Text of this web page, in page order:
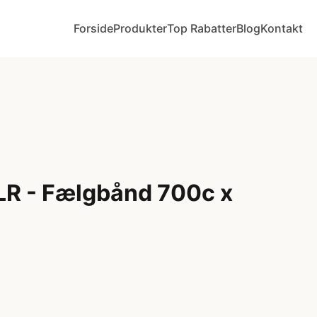
ForsideProdukterTop RabatterBlogKontakt
- Fælgbånd 700c x